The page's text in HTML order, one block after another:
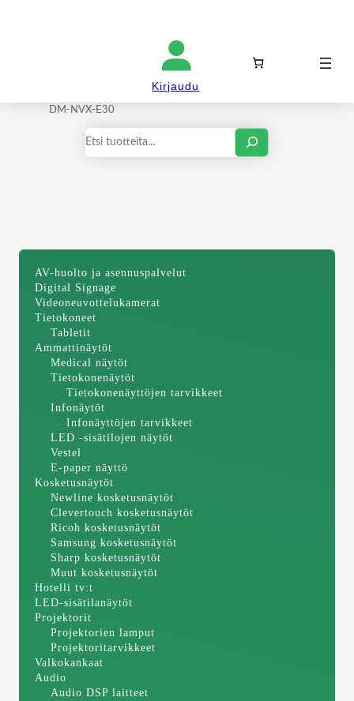
Kirjaudu
Signaalin hallinta
DM-NVX-E30
Haku
AV-huolto ja asennuspalvelut
Digital Signage
Videoneuvottelukamerat
Tietokoneet
Tabletit
Ammattinäytöt
Medical näytöt
Tietokonenäytöt
Tietokonenäyttöjen tarvikkeet
Infonäytöt
Infonäyttöjen tarvikkeet
LED -sisätilojen näytöt
Vestel
E-paper näyttö
Kosketusnäytöt
Newline kosketusnäytöt
Clevertouch kosketusnäytöt
Ricoh kosketusnäytöt
Samsung kosketusnäytöt
Sharp kosketusnäytöt
Muut kosketusnäytöt
Hotelli tv:t
LED-sisätilanäytöt
Projektorit
Projektorien lamput
Projektoritarvikkeet
Valkokankaat
Audio
Audio DSP laitteet